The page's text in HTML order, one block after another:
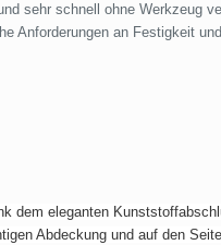
sehr schnell ohne
Anforderungen an Festigkeit
dem eleganten
Abdeckung und auf den